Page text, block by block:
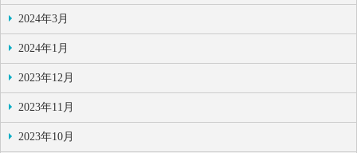
2024年3月
2024年1月
2023年12月
2023年11月
2023年10月